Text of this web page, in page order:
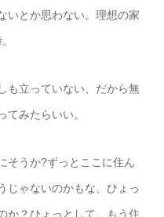
いとか思わない。理想の家
も立っていない、だから無
みたらいい。
そうか?ずっとここに住ん
じゃないのかもな、ひょっ
か？ひょっとして、もう住